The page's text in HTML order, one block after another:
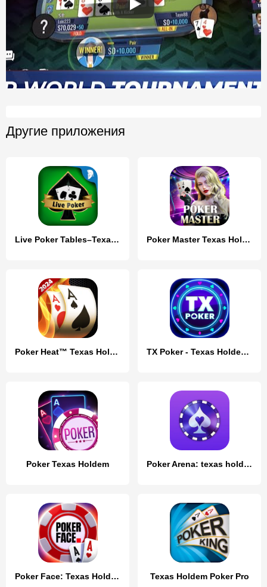
Другие приложения
Live Poker Tables–Texas holdem Poker Master Texas Holdem 2024
Poker Heat™ Texas Holdem Poker TX Poker - Texas Holdem Poker
Poker Texas Holdem Poker Arena: texas holdem game
Poker Face: Texas Holdem Poker Texas Holdem Poker Pro